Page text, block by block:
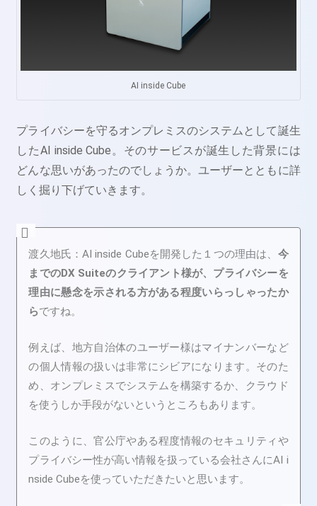
AI inside Cube
プライバシーを守るオンプレミスのシステムとして誕生
したAI inside Cube。そのサービスが誕生した背景には
どんな思いがあったのでしょうか。ユーザーとともに詳
しく掘り下げていきます。
渡久地氏：AI inside Cubeを開発した１つの理由は、 今
までのDX Suiteのクライアント様が、プライバシーを
理由に懸念を示される方がある程度いらっしゃったか
らですね。
例えば、地方自治体のユーザー様はマイナンバーなど
の個人情報の扱いは非常にシビアになります。そのた
め、 オンプレミスでシステムを構築するか、クラウド
を使うしか手段がないというところもあります。
このように、官公庁やある程度情報のセキュリティや
プライバシー性が高い情報を扱っている会社さんにAI i
nside Cubeを使っていただきたいと思います。